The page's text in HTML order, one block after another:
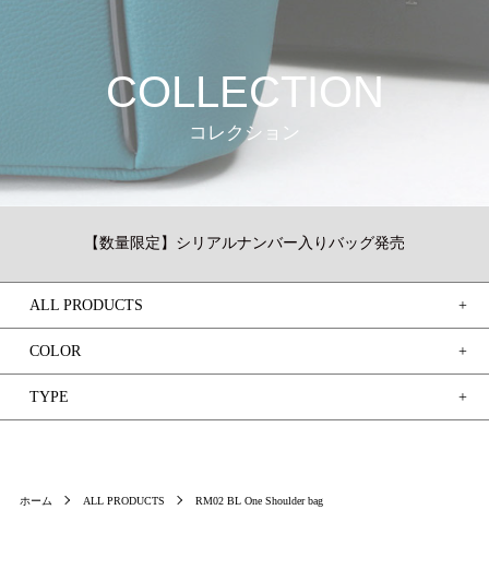
検索
COLLECTION
コレクション
【数量限定】シリアルナンバー入りバッグ発売
ホーム ALL PRODUCTS RM02 BL One Shoulder bag
ALL PRODUCTS
COLOR
TYPE